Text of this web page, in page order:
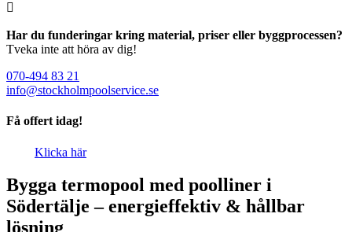

Har du funderingar kring material, priser eller byggprocessen?
Tveka inte att höra av dig!
070-494 83 21
info@stockholmpoolservice.se
Få offert idag!
Klicka här
Bygga termopool med poolliner i
Södertälje – energieffektiv & hållbar
lösning